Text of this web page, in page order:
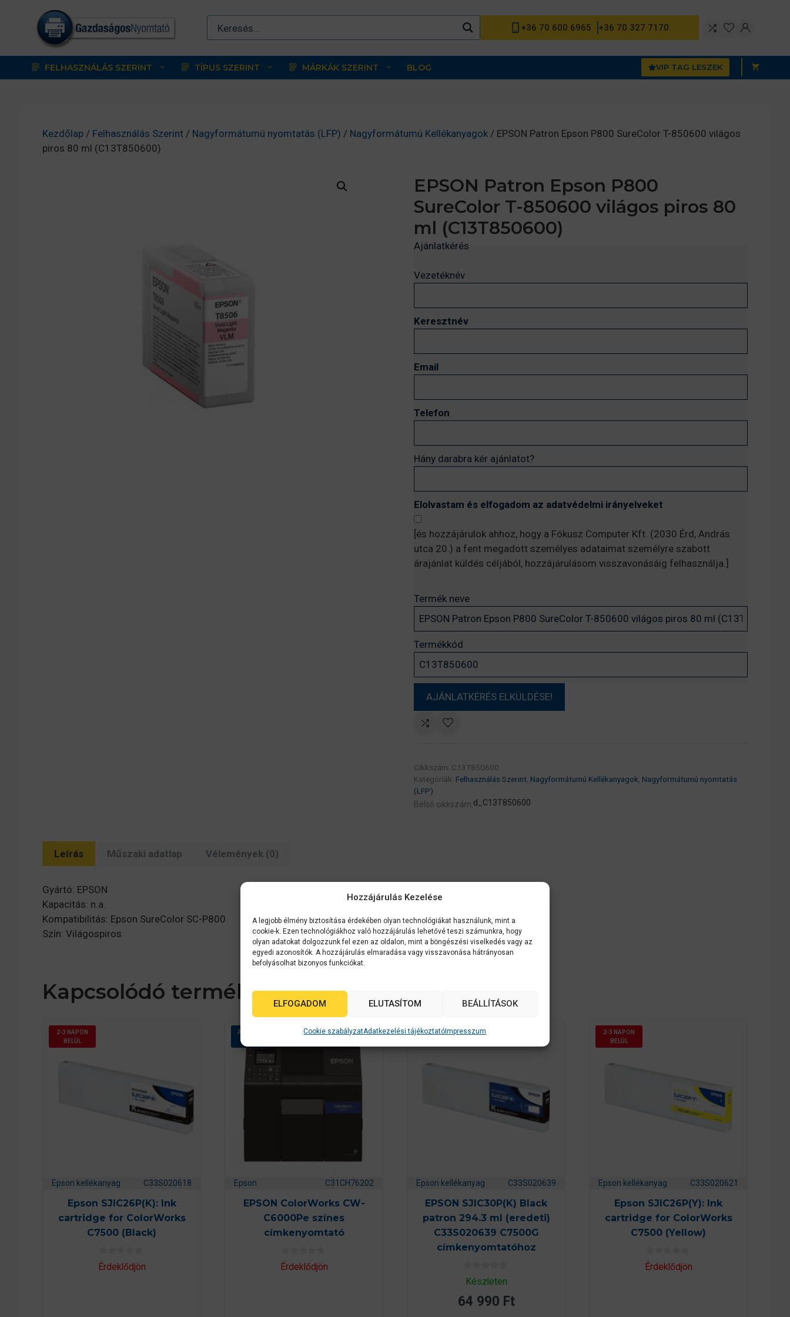
Hozzájárulás Kezelése
A legjobb élmény biztosítása érdekében olyan technológiákat használunk, mint a
cookie-k. Ezen technológiákhoz való hozzájárulás lehetővé teszi számunkra, hogy
olyan adatokat dolgozzunk fel ezen az oldalon, mint a böngészési viselkedés vagy az
egyedi azonosítók. A hozzájárulás elmaradása vagy visszavonása hátrányosan
befolyásolhat bizonyos funkciókat.
ELFOGADOM ELUTASÍTOM BEÁLLÍTÁSOK
Cookie szabályzatAdatkezelési tájékoztatóImpresszum
tartalomba
+36 70 600 6965 +36 70 327 7170
FELHASZNÁLÁS SZERINT TÍPUS SZERINT MÁRKÁK SZERINT BLOG VIP TAG LESZEK
Kezdőlap / Felhasználás Szerint / Nagyformátumú nyomtatás (LFP) / Nagyformátumú Kellékanyagok / EPSON Patron Epson P800 SureColor T-850600 világos
piros 80 ml (C13T850600)
EPSON Patron Epson P800
SureColor T-850600 világos piros 80
ml (C13T850600)
Ajánlatkérés
Vezetéknév
Keresztnév
Email
Telefon
Hány darabra kér ajánlatot?
Elolvastam és elfogadom az adatvédelmi irányelveket
[és hozzájárulok ahhoz, hogy a Fókusz Computer Kft. (2030 Érd, András
utca 20.) a fent megadott személyes adataimat személyre szabott
árajánlat küldés céljából, hozzájárulásom visszavonásáig felhasználja.]
Termék neve
Termékkód
Cikkszám: C13T850600
Kategóriák: Felhasználás Szerint Nagyformátumú Kellékanyagok Nagyformátumú nyomtatás
(LFP)
Belső cikkszám:d_C13T850600
Leírás Műszaki adatlap Vélemények (0)
Gyártó: EPSON
Kapacitás: n.a.
Kompatibilitás: Epson SureColor SC-P800
Szín: Világospiros
Kapcsolódó termékek
2-3 NAPON
BELÜL
Epson kellékanyag C33S020618
Epson SJIC26P(K): Ink
cartridge for ColorWorks
C7500 (Black)
0
a
Érdeklődjön
ÁRGARANCI
Epson C31CH76202
EPSON ColorWorks CW-
C6000Pe színes
címkenyomtató
0
a
Érdeklődjön
Epson kellékanyag C33S020639
EPSON SJIC30P(K) Black
patron 294.3 ml (eredeti)
C33S020639 C7500G
címkenyomtatóhoz
0
a
5
Készleten
64 990 Ft
2-3 NAPON
BELÜL
Epson kellékanyag C33S020621
Epson SJIC26P(Y): Ink
cartridge for ColorWorks
C7500 (Yellow)
0
a
Érdeklődjön